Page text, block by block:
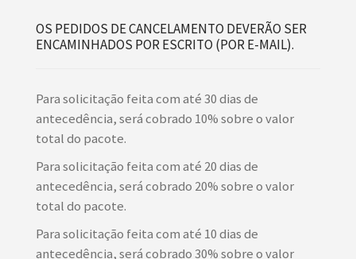
OS PEDIDOS DE CANCELAMENTO DEVERÃO SER
ENCAMINHADOS POR ESCRITO (POR E-MAIL).
Para solicitação feita com até 30 dias de
antecedência, será cobrado 10% sobre o valor
total do pacote.
Para solicitação feita com até 20 dias de
antecedência, será cobrado 20% sobre o valor
total do pacote.
Para solicitação feita com até 10 dias de
antecedência, será cobrado 30% sobre o valor